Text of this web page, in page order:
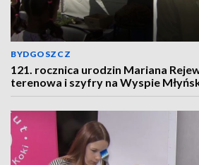
BYDGOSZCZ
121. rocznica urodzin Mariana
terenowa i szyfry na Wyspie